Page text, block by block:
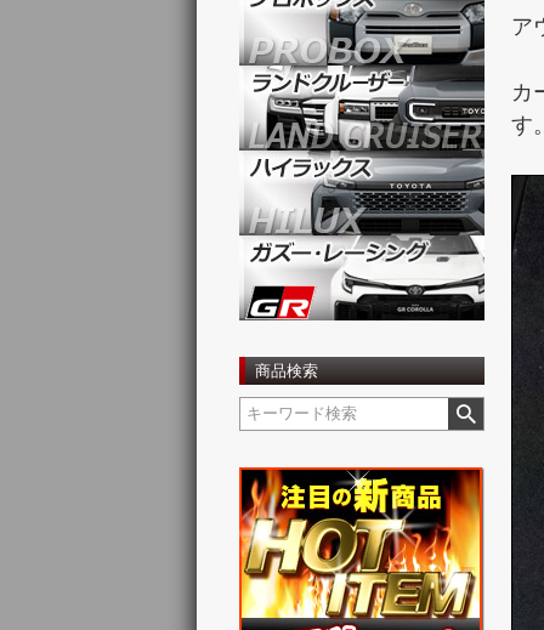
商品検索
ア
カ
す